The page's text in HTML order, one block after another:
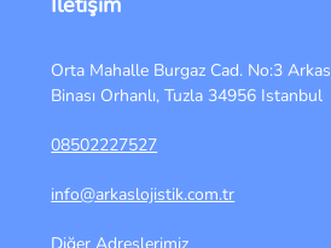
Orta Mahalle Burgaz Cad. No:3 Arkas
Binası Orhanlı, Tuzla 34956 Istanbul
08502227527
info@arkaslojistik.com.tr
Diğer Adreslerimiz